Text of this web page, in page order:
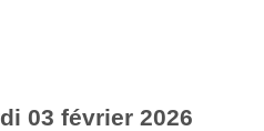
03 février 2026